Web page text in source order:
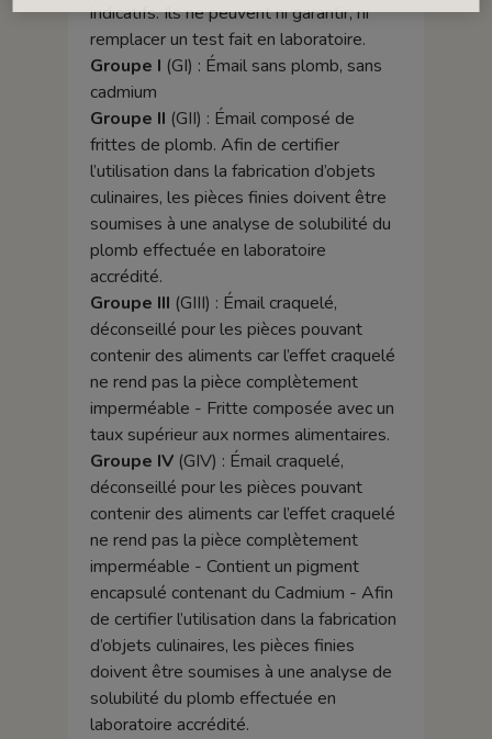
indicatifs. Ils ne peuvent ni garantir, ni
remplacer un test fait en laboratoire.
Groupe I (GI) : Émail sans plomb, sans
cadmium
Groupe II (GII) : Émail composé de
frittes de plomb. Afin de certifier
l’utilisation dans la fabrication d’objets
culinaires, les pièces finies doivent être
soumises à une analyse de solubilité du
plomb effectuée en laboratoire
accrédité.
Groupe III (GIII) : Émail craquelé,
déconseillé pour les pièces pouvant
contenir des aliments car l’effet craquelé
ne rend pas la pièce complètement
imperméable - Fritte composée avec un
taux supérieur aux normes alimentaires.
Groupe IV(GIV) : Émail craquelé,
déconseillé pour les pièces pouvant
contenir des aliments car l’effet craquelé
ne rend pas la pièce complètement
imperméable - Contient un pigment
encapsulé contenant du Cadmium - Afin
de certifier l’utilisation dans la fabrication
d’objets culinaires, les pièces finies
doivent être soumises à une analyse de
solubilité du plomb effectuée en
laboratoire accrédité.